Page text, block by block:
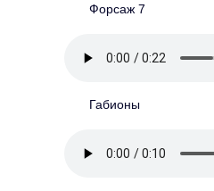
Форсаж 7
Габионы